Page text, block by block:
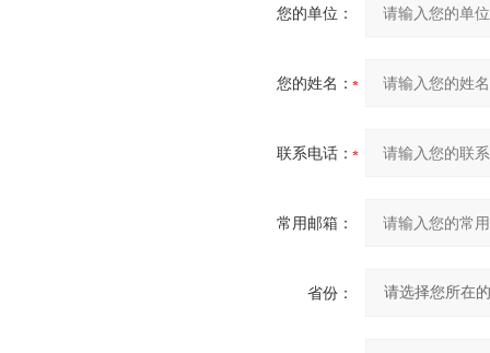
您的单位：
您的姓名：
联系电话：
常用邮箱：
省份：